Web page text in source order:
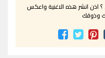
انشر هذه الاغنية واعكس
وذوقك